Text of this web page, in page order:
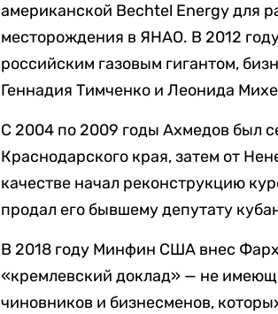
американской Bechtel Energy для
месторождения в ЯНАО. В 2012
российским газовым гигантом,
Геннадия Тимченко и Леонида
С 2004 по 2009 годы Ахмедов был
Краснодарского края, затем от
качестве начал реконструкцию
продал его бывшему депутату
В 2018 году Минфин США внес
«кремлевский доклад» — не
чиновников и бизнесменов,